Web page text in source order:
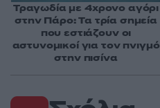
Τραγωδία με 4χρονο αγόρι
στην Πάρο: Τα τρία σημεία
που εστιάζουν οι
αστυνομικοί για τον πνιγμό
στην πισίνα